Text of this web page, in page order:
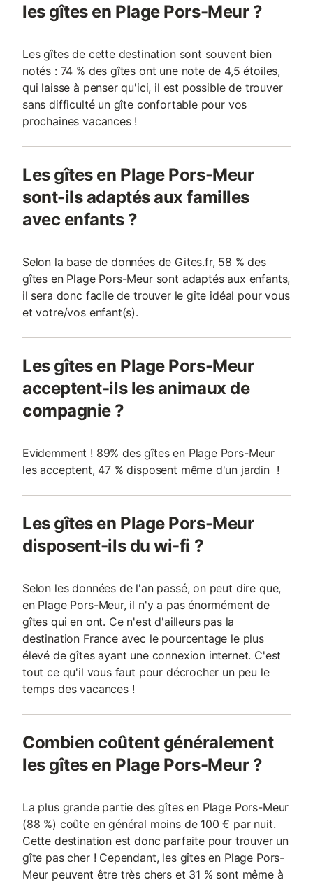
les gîtes en Plage Pors-Meur ?
Les gîtes de cette destination sont souvent bien
notés : 74 % des gîtes ont une note de 4,5 étoiles,
qui laisse à penser qu'ici, il est possible de trouver
sans difficulté un gîte confortable pour vos
prochaines vacances !
Les gîtes en Plage Pors-Meur
sont-ils adaptés aux familles
avec enfants ?
Selon la base de données de Gites.fr, 58 % des
gîtes en Plage Pors-Meur sont adaptés aux enfants,
il sera donc facile de trouver le gîte idéal pour vous
et votre/vos enfant(s).
Les gîtes en Plage Pors-Meur
acceptent-ils les animaux de
compagnie ?
Evidemment ! 89% des gîtes en Plage Pors-Meur
les acceptent, 47 % disposent même d'un jardin !
Les gîtes en Plage Pors-Meur
disposent-ils du wi-fi ?
Selon les données de l'an passé, on peut dire que,
en Plage Pors-Meur, il n'y a pas énormément de
gîtes qui en ont. Ce n'est d'ailleurs pas la
destination France avec le pourcentage le plus
élevé de gîtes ayant une connexion internet. C'est
tout ce qu'il vous faut pour décrocher un peu le
temps des vacances !
Combien coûtent généralement
les gîtes en Plage Pors-Meur ?
La plus grande partie des gîtes en Plage Pors-Meur
(88 %) coûte en général moins de 100 € par nuit.
Cette destination est donc parfaite pour trouver un
gîte pas cher ! Cependant, les gîtes en Plage Pors-
Meur peuvent être très chers et 31 % sont même à